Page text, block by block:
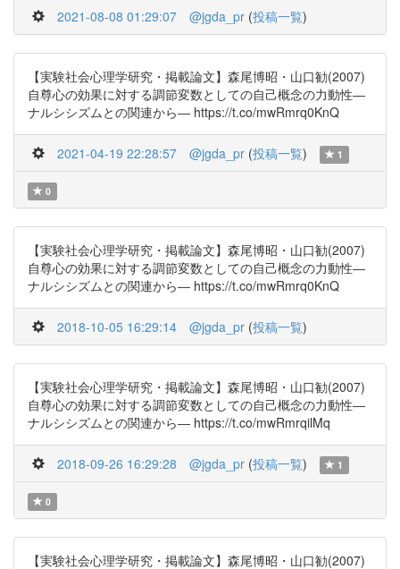
2021-08-08 01:29:07 @jgda_pr (投稿一覧)
【実験社会心理学研究・掲載論文】森尾博昭・山口勧(2007)
自尊心の効果に対する調節変数としての自己概念の力動性―
ナルシシズムとの関連から― https://t.co/mwRmrq0KnQ
2021-04-19 22:28:57 @jgda_pr (投稿一覧) 1
0
【実験社会心理学研究・掲載論文】森尾博昭・山口勧(2007)
自尊心の効果に対する調節変数としての自己概念の力動性―
ナルシシズムとの関連から― https://t.co/mwRmrq0KnQ
2018-10-05 16:29:14 @jgda_pr (投稿一覧)
【実験社会心理学研究・掲載論文】森尾博昭・山口勧(2007)
自尊心の効果に対する調節変数としての自己概念の力動性―
ナルシシズムとの関連から― https://t.co/mwRmrqilMq
2018-09-26 16:29:28 @jgda_pr (投稿一覧) 1
0
【実験社会心理学研究・掲載論文】森尾博昭・山口勧(2007)